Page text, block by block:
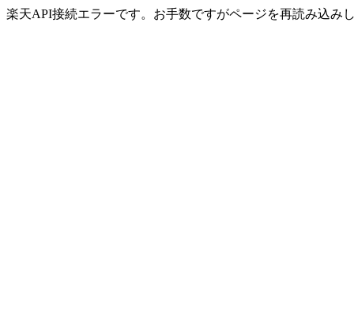
楽天API接続エラーです。お手数ですがページを再読み込み